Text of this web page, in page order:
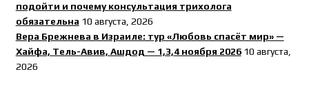
подойти и почему консультация трихолога
обязательна 10 августа, 2026
Вера Брежнева в Израиле: тур «Любовь спасёт мир» —
Хайфа, Тель-Авив, Ашдод — 1,3,4 ноября 2026 10 августа,
2026